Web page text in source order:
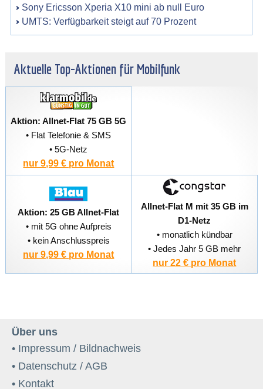
Sony Ericsson Xperia X10 mini ab null Euro
UMTS: Verfügbarkeit steigt auf 70 Prozent
Aktuelle Top-Aktionen für Mobilfunk
Aktion: Allnet-Flat 75 GB 5G
• Flat Telefonie & SMS
• 5G-Netz
nur 9,99 € pro Monat
Aktion: 25 GB Allnet-Flat
• mit 5G ohne Aufpreis
• kein Anschlusspreis
nur 9,99 € pro Monat
Allnet-Flat M mit 35 GB im
D1-Netz
• monatlich kündbar
• Jedes Jahr 5 GB mehr
nur 22 € pro Monat
Über uns
• Impressum / Bildnachweis
• Datenschutz / AGB
• Kontakt